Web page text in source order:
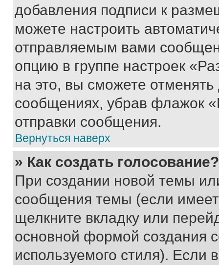
добавления подписи к
можете настроить
отправляемым вами
опцию в группе настроек
на это, вы сможете
сообщениях, убрав флажок
отправки сообщения.
Вернуться наверх
» Как создать голосование?
При создании новой темы
сообщения темы (если
щелкните вкладку или
основной формой создания
используемого стиля). Если